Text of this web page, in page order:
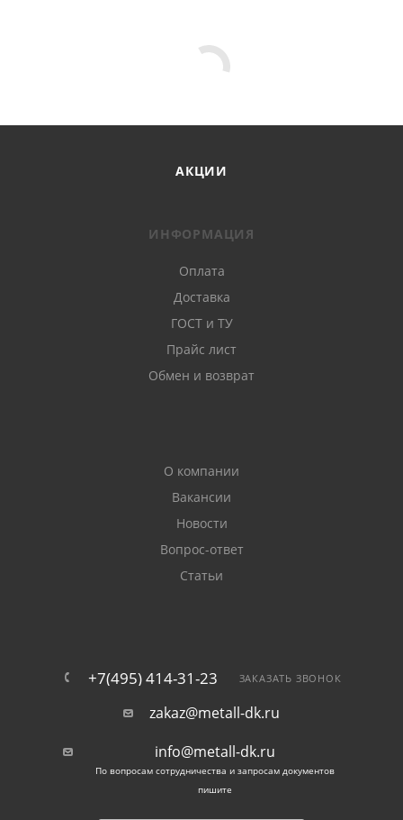
АКЦИИ
ИНФОРМАЦИЯ
Оплата
Доставка
ГОСТ и ТУ
Прайс лист
Обмен и возврат
О компании
Вакансии
Новости
Вопрос-ответ
Статьи
+7(495) 414-31-23 ЗАКАЗАТЬ ЗВОНОК
zakaz@metall-dk.ru
info@metall-dk.ru
По вопросам сотрудничества и запросам документов
пишите